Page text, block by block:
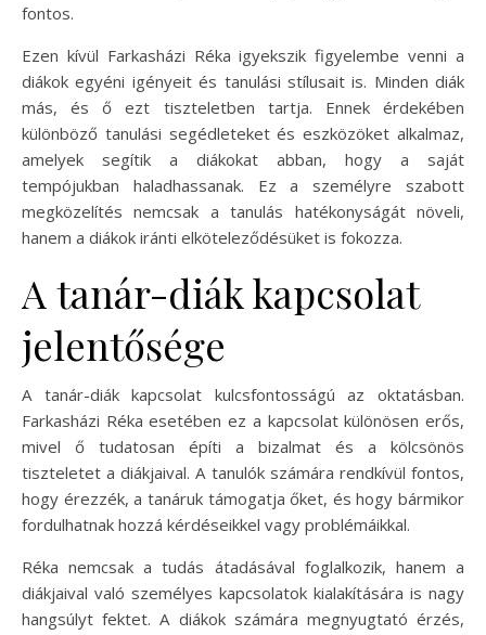
fontos.
Ezen kívül Farkasházi Réka igyekszik figyelembe venni a
diákok egyéni igényeit és tanulási stílusait is. Minden diák
más, és ő ezt tiszteletben tartja. Ennek érdekében
különböző tanulási segédleteket és eszközöket alkalmaz,
amelyek segítik a diákokat abban, hogy a saját
tempójukban haladhassanak. Ez a személyre szabott
megközelítés nemcsak a tanulás hatékonyságát növeli,
hanem a diákok iránti elköteleződésüket is fokozza.
A tanár-diák kapcsolat
jelentősége
A tanár-diák kapcsolat kulcsfontosságú az oktatásban.
Farkasházi Réka esetében ez a kapcsolat különösen erős,
mivel ő tudatosan építi a bizalmat és a kölcsönös
tiszteletet a diákjaival. A tanulók számára rendkívül fontos,
hogy érezzék, a tanáruk támogatja őket, és hogy bármikor
fordulhatnak hozzá kérdéseikkel vagy problémáikkal.
Réka nemcsak a tudás átadásával foglalkozik, hanem a
diákjaival való személyes kapcsolatok kialakítására is nagy
hangsúlyt fektet. A diákok számára megnyugtató érzés,